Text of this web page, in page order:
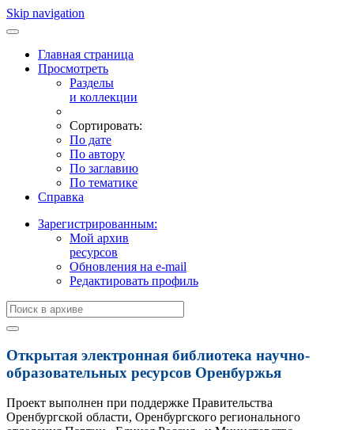
Skip navigation
Главная страница
Просмотреть
Разделы
и коллекции
Сортировать:
По дате
По автору
По заглавию
По тематике
Справка
Зарегистрированным:
Мой архив
ресурсов
Обновления на e-mail
Редактировать профиль
Открытая электронная библиотека научно-
образовательных ресурсов Оренбуржья
Проект выполнен при поддержке Правительства
Оренбургской области, Оренбургского регионального